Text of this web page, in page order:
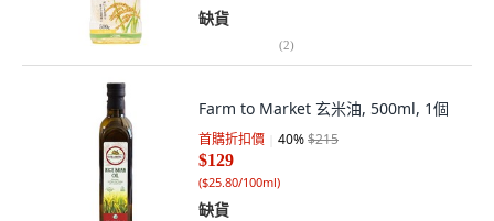
缺貨
(2)
Farm to Market 玄米油, 500ml, 1個
首購折扣價 40%$215
$129
($25.80/100ml)
缺貨